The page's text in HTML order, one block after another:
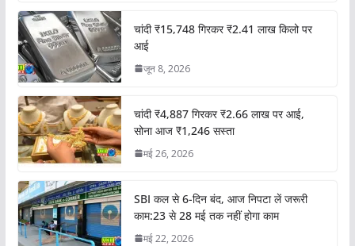
चांदी ₹15,748 गिरकर ₹2.41 लाख किलो पर
आई
जून 8, 2026
चांदी ₹4,887 गिरकर ₹2.66 लाख पर आई,
सोना आज ₹1,246 सस्ता
मई 26, 2026
SBI कल से 6-दिन बंद, आज निपटा लें जरूरी
काम:23 से 28 मई तक नहीं होगा काम
मई 22, 2026